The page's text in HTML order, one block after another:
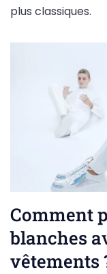
plus classiques.
Comment
blanches
vêtements